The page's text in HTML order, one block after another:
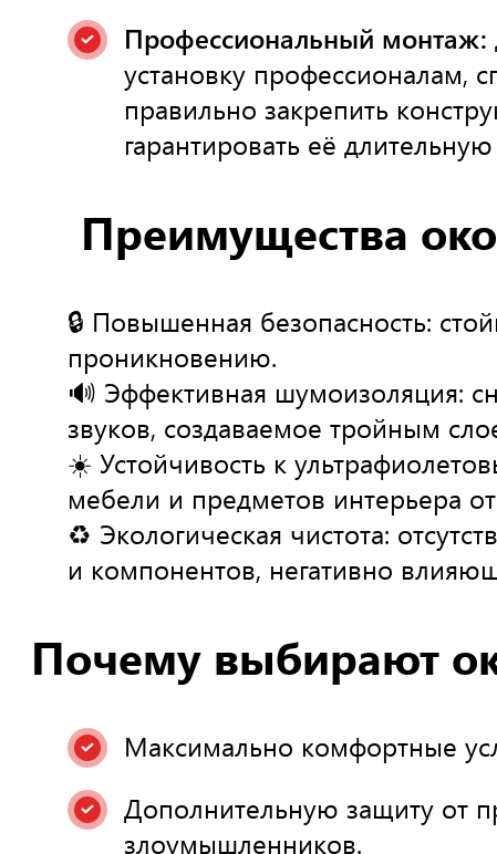
Профессиональный монтаж:
установку профессионалам,
правильно закрепить
гарантировать её
Преимущества
🔒 Повышенная безопасность:
проникновению.
🔊 Эффективная шумоизоляция:
звуков, создаваемое тройным
☀️ Устойчивость к
мебели и предметов интерьера
♻️ Экологическая чистота:
и компонентов, негативно
Почему выбирают
Максимально комфортные
Дополнительную защиту от
злоумышленников.